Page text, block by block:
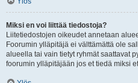
Miksi en voi liittää tiedostoja?
Liitetiedostojen oikeudet annetaan
Foorumin ylläpitäjä ei välttämättä ole
alueella tai vain tietyt ryhmät saattavat
foorumin ylläpitäjään jos et tiedä miksi